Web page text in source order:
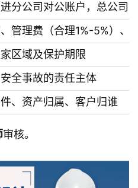
分公司对公账户，总公司
管理费（合理1%-5%）、
区域及保护期限
全事故的责任主体
、资产归属、客户归谁
审核。